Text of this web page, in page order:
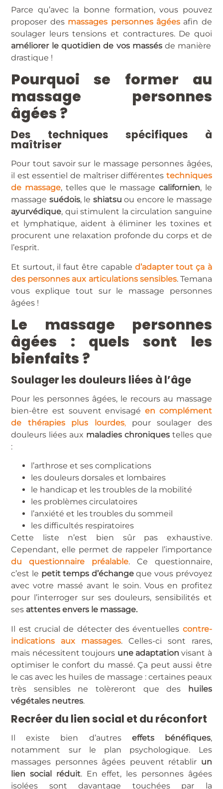
Parce qu’avec la bonne formation, vous pouvez
proposer des massages personnes âgéesafin de
soulager leurs tensions et contractures. De quoi
améliorer le quotidien de vos massésde manière
drastique !
Pourquoi se former au
massage personnes
âgées ?
Des techniques spécifiques à
maîtriser
Pour tout savoir sur le massage personnes âgées,
il est essentiel de maîtriser différentes techniques
de massage, telles que le massagecalifornien, le
massage suédois, le shiatsu ou encore le massage
ayurvédique, qui stimulent la circulation sanguine
et lymphatique, aident à éliminer les toxines et
procurent une relaxation profonde du corps et de
l’esprit.
Et surtout, il faut être capable d’adapter tout ça à
des personnes aux articulations sensibles. Temana
vous explique tout sur le massage personnes
âgées !
Le massage personnes
âgées : quels sont les
bienfaits ?
Soulager les douleurs liées à l’âge
Pour les personnes âgées, le recours au massage
bien-être est souvent envisagé en complément
de thérapies plus lourdes,pour soulager des
douleurs liées aux maladies chroniquestelles que
:
l’arthrose et ses complications
les douleurs dorsales et lombaires
le handicap et les troubles de la mobilité
les problèmes circulatoires
l’anxiété et les troubles du sommeil
les difficultés respiratoires
Cette liste n’est bien sûr pas exhaustive.
Cependant, elle permet de rappeler l’importance
du questionnaire préalable. Ce questionnaire,
c’est le petit temps d’échangeque vous prévoyez
avec votre massé avant le soin. Vous en profitez
pour l’interroger sur ses douleurs, sensibilités et
ses attentes envers le massage.
Il est crucial de détecter des éventuelles contre-
indications aux massages. Celles-ci sont rares,
mais nécessitent toujours une adaptation visant à
optimiser le confort du massé. Ça peut aussi être
le cas avec les huiles de massage : certaines peaux
très sensibles ne tolèreront que des huiles
végétales neutres.
Recréer du lien social et du réconfort
Il existe bien d’autres effets bénéfiques,
notamment sur le plan psychologique. Les
massages personnes âgées peuvent rétablir un
lien social réduit. En effet, les personnes âgées
isolées sont davantage touchées par la